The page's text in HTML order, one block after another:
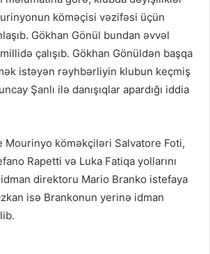
köməçisi vəzifəsi üçün
Gökhan Gönül bundan əvvəl
çalışıb. Gökhan Gönüldən başqa
istəyən rəyhbərliyin klubun keçmiş
Şanlı ilə danışıqlar apardığı iddia
Mourinyo köməkçiləri Salvatore Foti,
Rapetti və Luka Fatiqa yollarını
idman direktoru Mario Branko istefaya
isə Brankonun yerinə idman